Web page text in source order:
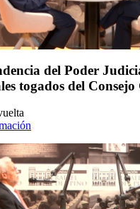
del Poder
togados del Consejo